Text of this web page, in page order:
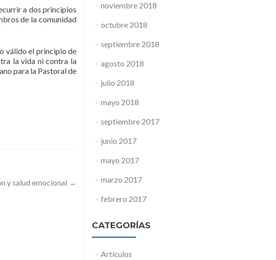
a dos principios
de la comunidad
válido el principio de
la vida ni contra la
para la Pastoral de
y salud emocional →
noviembre 2018
octubre 2018
septiembre 2018
agosto 2018
julio 2018
mayo 2018
septiembre 2017
junio 2017
mayo 2017
marzo 2017
febrero 2017
CATEGORÍAS
Artículos